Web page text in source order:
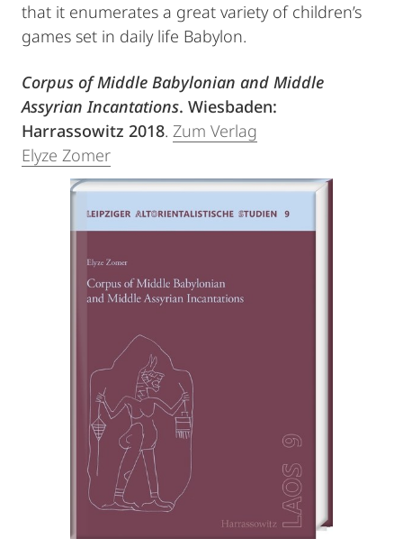
that it enumerates a great variety of children’s
games set in daily life Babylon.
Corpus of Middle Babylonian and Middle
Assyrian Incantations. Wiesbaden:
Harrassowitz 2018. Zum Verlag
Elyze Zomer